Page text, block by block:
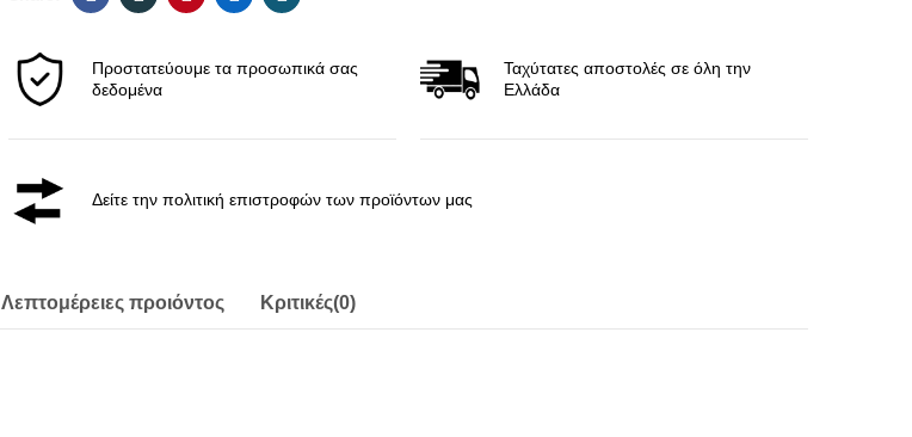
Προστατεύουμε τα προσωπικά σας
δεδομένα
Ταχύτατες αποστολές σε όλη την
Ελλάδα
Δείτε την πολιτική επιστροφών των προϊόντων μας
Λεπτομέρειες προιόντος Κριτικές(0)